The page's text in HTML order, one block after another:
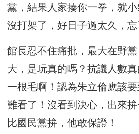
黨，結果人家揍你一拳，就
沒打架了，好日子過太久，忘
館長忍不住痛批，最大在野
大，是玩真的嗎？抗議人數
一根毛啊！認為朱立倫應該
難看了！沒看到決心，出來
比國民黨拚，他敢保證！